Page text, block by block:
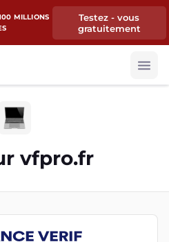
MILLIONS
Testez - vous
gratuitement
vfpro.fr